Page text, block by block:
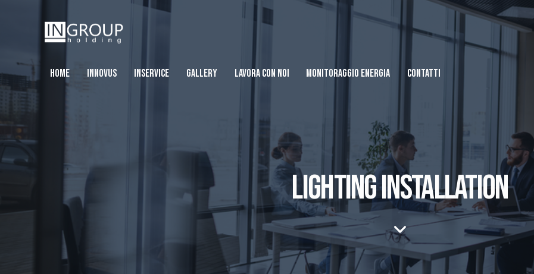
HOME INNOVUS INSERVICE GALLERY LAVORA CON NOI MONITORAGGIO ENERGIA CONTATTI
LIGHTING INSTALLATION